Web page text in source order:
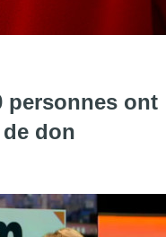
personnes ont
don